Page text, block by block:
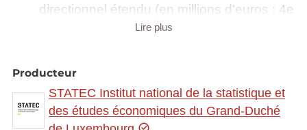
directionnel étendu (en millions d'euros ; 4e
définition de référence de l'OCDE)
Luxembourg par partenaire selon le
principe directionnel étendu (en millions
d'euros ; 4e définition de référence de
Lire plus
Producteur
STATEC Institut national de la statistique et
des études économiques du Grand-Duché